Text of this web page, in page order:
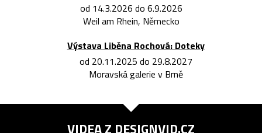
od 14.3.2026 do 6.9.2026
Weil am Rhein, Německo
Výstava Liběna Rochová: Doteky
od 20.11.2025 do 29.8.2027
Moravská galerie v Brně
VIDEA Z DESIGNVID.CZ